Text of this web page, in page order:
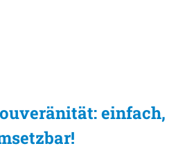
einfach,